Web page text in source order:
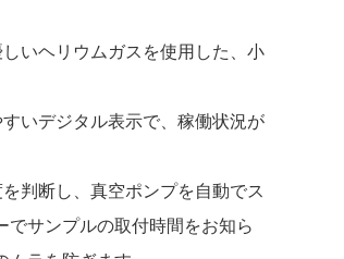
いヘリウムガスを使用した、小
いデジタル表示で、稼働状況が
判断し、真空ポンプを自動でス
でサンプルの取付時間をお知ら